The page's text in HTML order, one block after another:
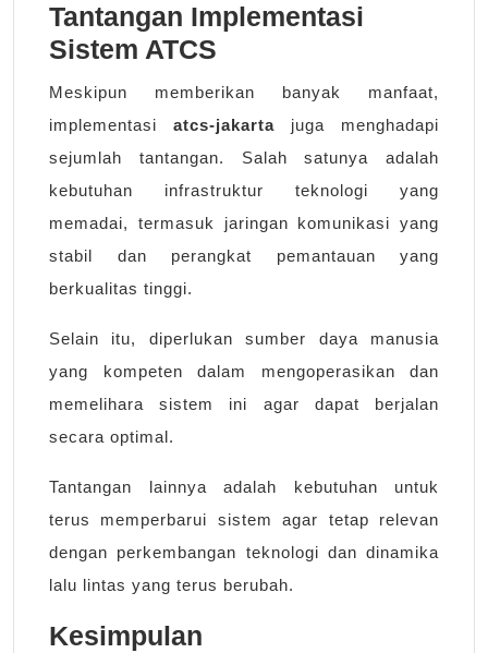
Tantangan Implementasi
Sistem ATCS
Meskipun memberikan banyak manfaat,
implementasi atcs-jakarta juga menghadapi
sejumlah tantangan. Salah satunya adalah
kebutuhan infrastruktur teknologi yang
memadai, termasuk jaringan komunikasi yang
stabil dan perangkat pemantauan yang
berkualitas tinggi.
Selain itu, diperlukan sumber daya manusia
yang kompeten dalam mengoperasikan dan
memelihara sistem ini agar dapat berjalan
secara optimal.
Tantangan lainnya adalah kebutuhan untuk
terus memperbarui sistem agar tetap relevan
dengan perkembangan teknologi dan dinamika
lalu lintas yang terus berubah.
Kesimpulan